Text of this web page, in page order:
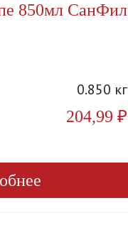
850мл СанФил
0.850 кг
204,99 ₽